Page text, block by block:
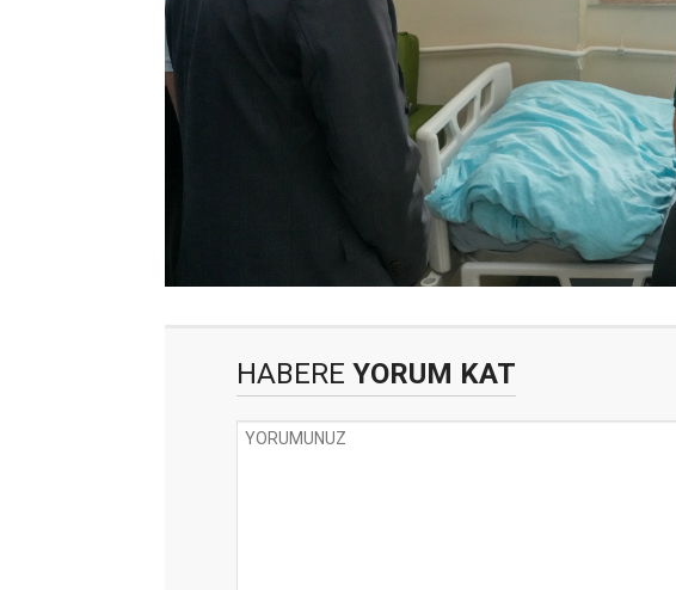
HABERE YORUM KAT